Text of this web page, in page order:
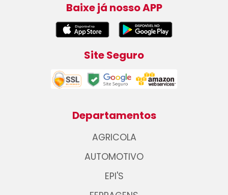
Baixe já nosso APP
Site Seguro
Departamentos
AGRICOLA
AUTOMOTIVO
EPI'S